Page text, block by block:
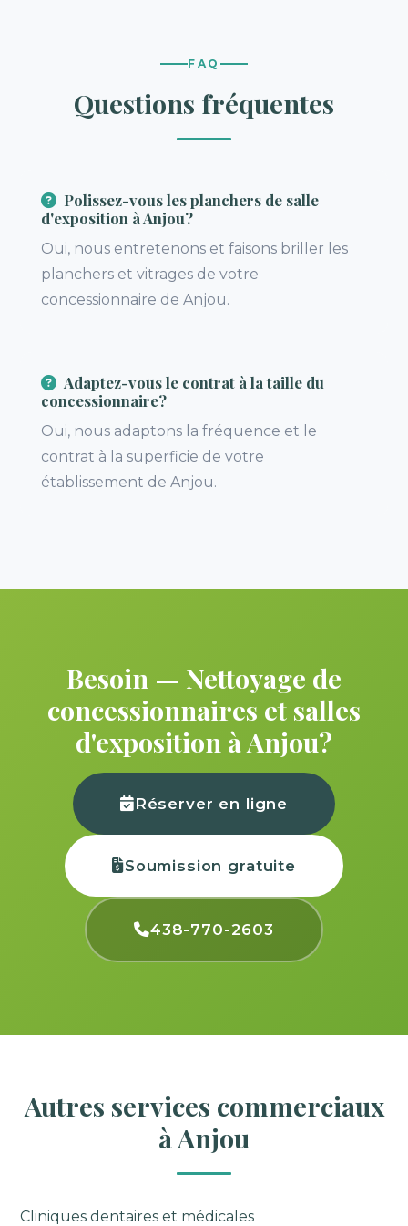
FAQ
Questions fréquentes
Polissez-vous les planchers de salle
d'exposition à Anjou?
Oui, nous entretenons et faisons briller les
planchers et vitrages de votre
concessionnaire de Anjou.
Adaptez-vous le contrat à la taille du
concessionnaire?
Oui, nous adaptons la fréquence et le
contrat à la superficie de votre
établissement de Anjou.
Besoin — Nettoyage de
concessionnaires et salles
d'exposition à Anjou?
Réserver en ligne
Soumission gratuite
438-770-2603
Autres services commerciaux
à Anjou
Cliniques dentaires et médicales